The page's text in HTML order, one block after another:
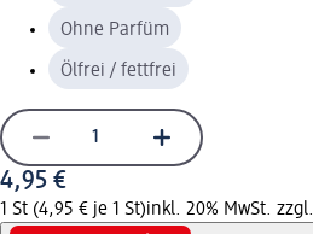
Ohne Parfüm
Ölfrei / fettfrei
4,95 €
1 St (4,95 € je 1 St)inkl. 20% MwSt. zzgl.